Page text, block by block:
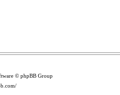
© phpBB Group